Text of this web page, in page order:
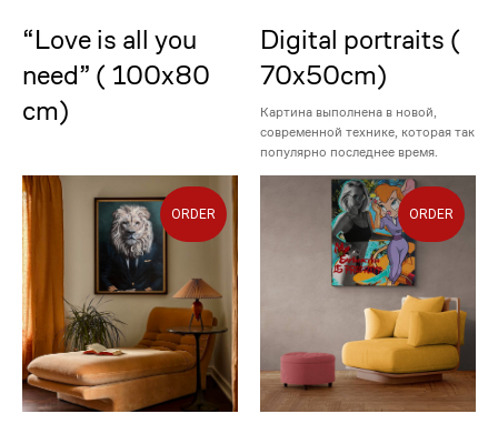
“Love is all you
need” ( 100x80
cm)
Digital portraits (
70x50cm)
Картина выполнена в новой,
современной технике, которая так
популярно последнее время.
ORDER ORDER